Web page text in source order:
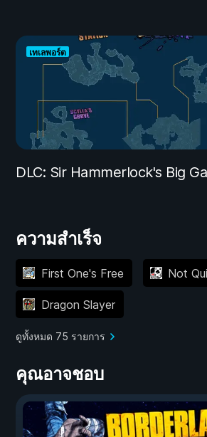
เทเลพอร์ต
DLC: Sir Hammerlock's Big
ความสำเร็จ
First One's Free Not
Dragon Slayer
ดูทั้งหมด 75 รายการ
คุณอาจชอบ